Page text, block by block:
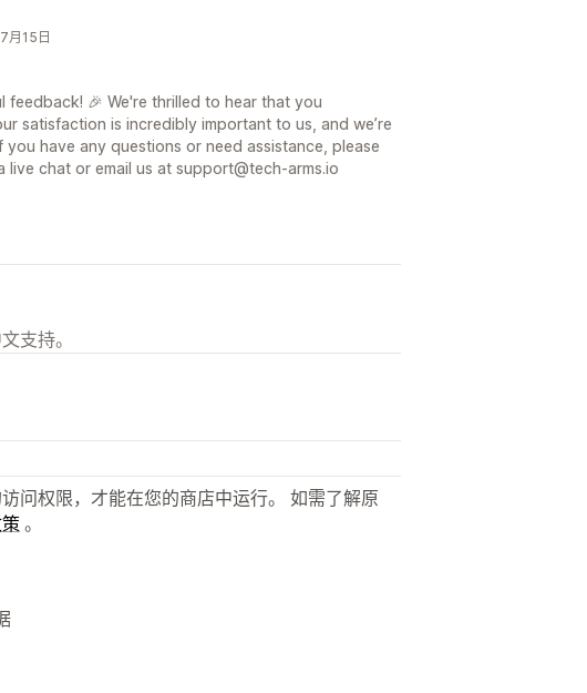
月15日
🎉 We're thrilled to hear that you
satisfaction is incredibly important to us, and we’re
have any questions or need assistance, please
live chat or email us at support@tech-arms.io
支持。
问权限，才能在您的商店中运行。 如需了解原
。